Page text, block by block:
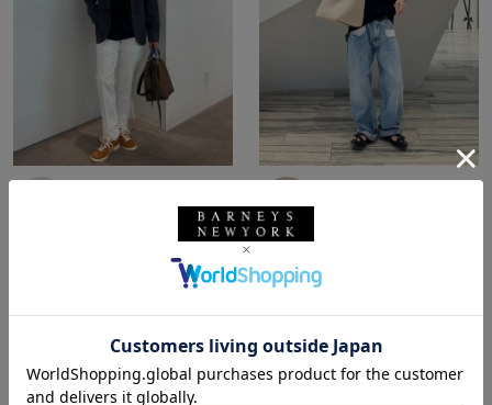
バーニーズ ニューヨー
ホッシー☆ / 174cm